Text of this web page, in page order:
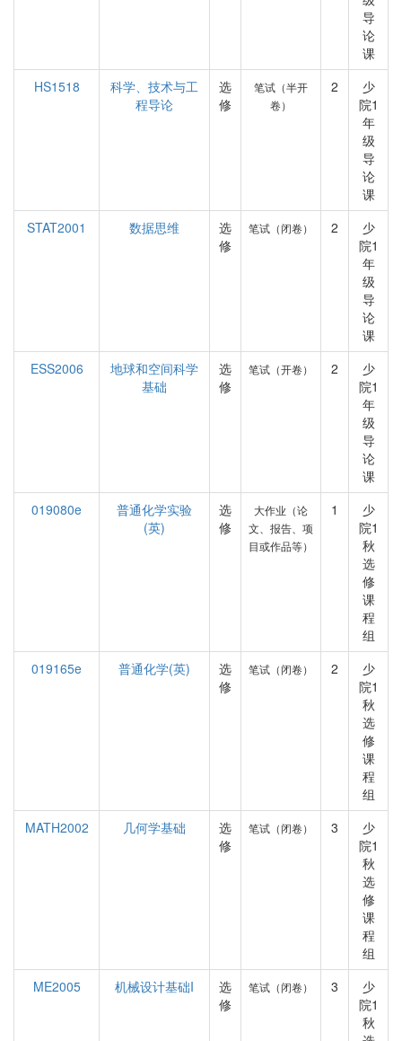
导
论
课
HS1518
科学、技术与工
程导论
选
修
笔试（半开
卷）
2
少
院1
年
级
导
论
课
STAT2001
数据思维
选
修
笔试（闭卷） 2
少
院1
年
级
导
论
课
ESS2006
地球和空间科学
基础
选
修
笔试（开卷） 2
少
院1
年
级
导
论
课
019080e
普通化学实验
(英)
选
修
大作业（论
文、报告、项
目或作品等）
1
少
院1
秋
选
修
课
程
组
019165e
普通化学(英)
选
修
笔试（闭卷） 2
少
院1
秋
选
修
课
程
组
MATH2002
几何学基础
选
修
笔试（闭卷） 3
少
院1
秋
选
修
课
程
组
ME2005
机械设计基础I
选
修
笔试（闭卷） 3
少
院1
秋